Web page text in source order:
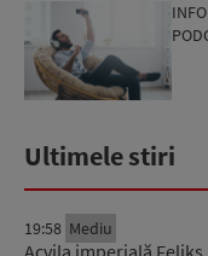
Ultimele stiri
19:58 Mediu